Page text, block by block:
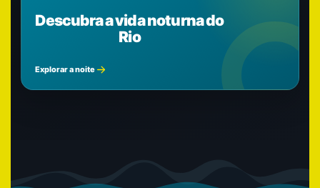
Descubra a vida noturna do
Rio
Explorar a noite